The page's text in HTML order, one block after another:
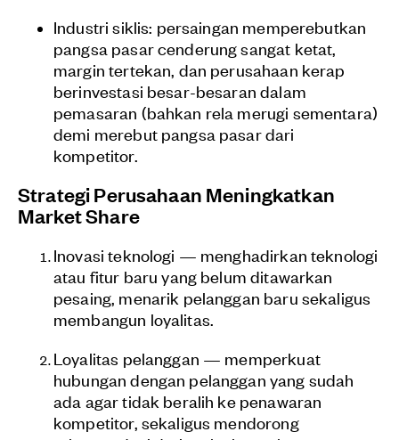
Industri siklis: persaingan memperebutkan
pangsa pasar cenderung sangat ketat,
margin tertekan, dan perusahaan kerap
berinvestasi besar-besaran dalam
pemasaran (bahkan rela merugi sementara)
demi merebut pangsa pasar dari
kompetitor.
Strategi Perusahaan Meningkatkan
Market Share
Inovasi teknologi — menghadirkan teknologi
atau fitur baru yang belum ditawarkan
pesaing, menarik pelanggan baru sekaligus
membangun loyalitas.
Loyalitas pelanggan — memperkuat
hubungan dengan pelanggan yang sudah
ada agar tidak beralih ke penawaran
kompetitor, sekaligus mendorong